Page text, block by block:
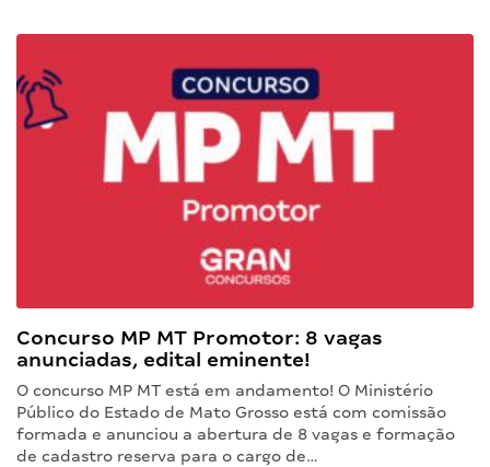
Concurso MP MT Promotor: 8 vagas
anunciadas, edital eminente!
O concurso MP MT está em andamento! O Ministério
Público do Estado de Mato Grosso está com comissão
formada e anunciou a abertura de 8 vagas e formação
de cadastro reserva para o cargo de…